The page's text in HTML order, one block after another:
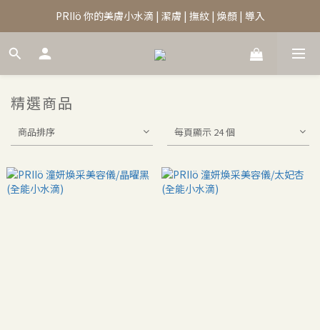
PRIIö 你的美膚小水滴 | 潔膚 | 撫紋 | 煥顏 | 導入
精選商品
商品排序 每頁顯示 24 個